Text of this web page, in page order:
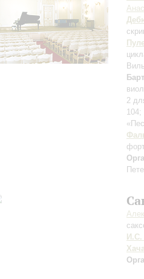
2
104;
И.С.